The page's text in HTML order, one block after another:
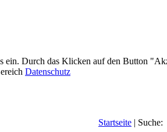
ein. Durch das Klicken auf den Button
Datenschutz
Startseite | Suche: